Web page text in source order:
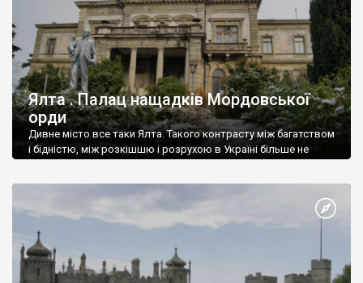
Ялта . Палац нащадків Мордовської
орди
Дивне місто все таки Ялта. Такого контрасту між багатством
і бідністю, між розкішшю і розрухою в Україні більше не